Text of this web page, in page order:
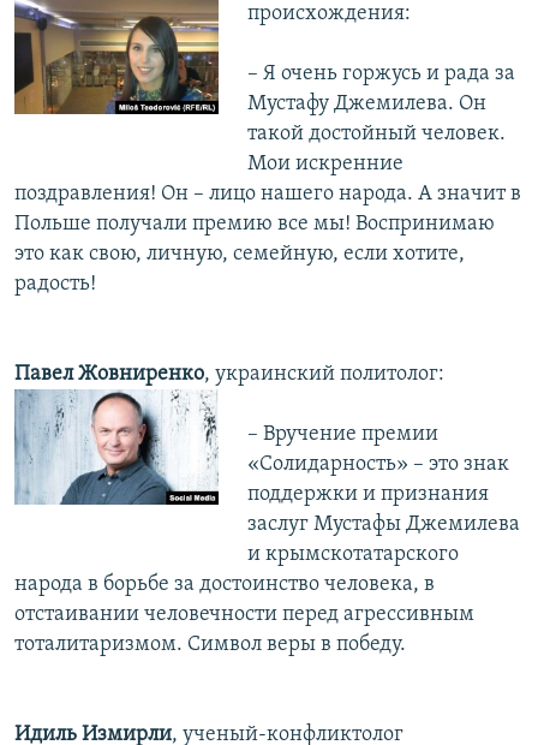
происхождения:
– Я очень горжусь и рада за
Мустафу Джемилева. Он
такой достойный человек.
Мои искренние
поздравления! Он – лицо нашего народа. А значит в
Польше получали премию все мы! Воспринимаю
это как свою, личную, семейную, если хотите,
радость!
Павел Жовниренко, украинский политолог:
– Вручение премии
«Солидарность» – это знак
поддержки и признания
заслуг Мустафы Джемилева
и крымскотатарского
народа в борьбе за достоинство человека, в
отстаивании человечности перед агрессивным
тоталитаризмом. Символ веры в победу.
Идиль Измирли, ученый-конфликтолог